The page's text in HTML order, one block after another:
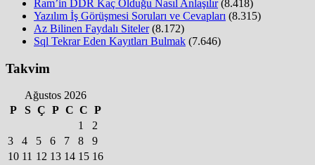
Ram’in DDR Kaç Olduğu Nasıl Anlaşılır (8.418)
Yazılım İş Görüşmesi Soruları ve Cevapları (8.315)
Az Bilinen Faydalı Siteler (8.172)
Sql Tekrar Eden Kayıtları Bulmak (7.646)
Takvim
Ağustos 2026
P
S Ç P C C P
1
2
3
4 5 6 7 8
9
10 11 12 13 14 15 16